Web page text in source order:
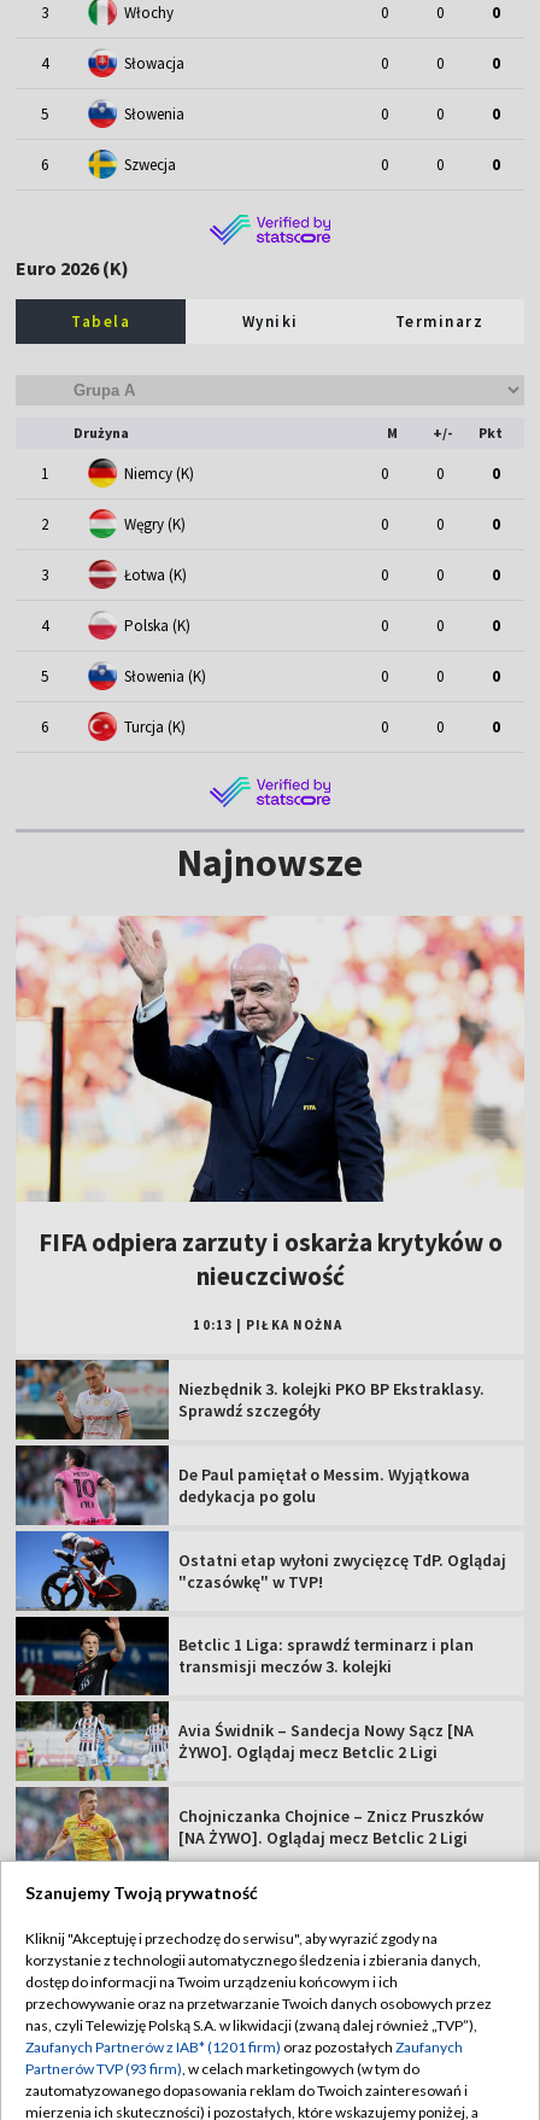
3 Włochy 0 0 0
4 Słowacja 0 0 0
5 Słowenia 0 0 0
6 Szwecja 0 0 0
Euro 2026 (K)
Tabela Wyniki Terminarz
Drużyna M +/- Pkt
1 Niemcy (K) 0 0 0
2 Węgry (K) 0 0 0
3 Łotwa (K) 0 0 0
4 Polska (K) 0 0 0
5 Słowenia (K) 0 0 0
6 Turcja (K) 0 0 0
Najnowsze
FIFA odpiera zarzuty i oskarża krytyków o
nieuczciwość
10:13 PIŁKA NOŻNA
Niezbędnik 3. kolejki PKO BP Ekstraklasy.
Sprawdź szczegóły
De Paul pamiętał o Messim. Wyjątkowa
dedykacja po golu
Ostatni etap wyłoni zwycięzcę TdP. Oglądaj
"czasówkę" w TVP!
Betclic 1 Liga: sprawdź terminarz i plan
transmisji meczów 3. kolejki
Avia Świdnik – Sandecja Nowy Sącz [NA
ŻYWO]. Oglądaj mecz Betclic 2 Ligi
Chojniczanka Chojnice – Znicz Pruszków
[NA ŻYWO]. Oglądaj mecz Betclic 2 Ligi
TVP
Abonament TVP
Sklep TVP
Biuro Reklamy
Regulamin TVP
Polityka prywatności
Moje zgody
Szanujemy Twoją prywatność
Kliknij "Akceptuję i przechodzę do serwisu", aby wyrazić zgody na
korzystanie z technologii automatycznego śledzenia i zbierania danych,
dostęp do informacji na Twoim urządzeniu końcowym i ich
przechowywanie oraz na przetwarzanie Twoich danych osobowych przez
nas, czyli Telewizję Polską S.A. w likwidacji (zwaną dalej również „TVP”),
Zaufanych Partnerów z IAB* (1201 firm) oraz pozostałych Zaufanych
Partnerów TVP (93 firm), w celach marketingowych (w tym do
zautomatyzowanego dopasowania reklam do Twoich zainteresowań i
mierzenia ich skuteczności) i pozostałych, które wskazujemy poniżej, a